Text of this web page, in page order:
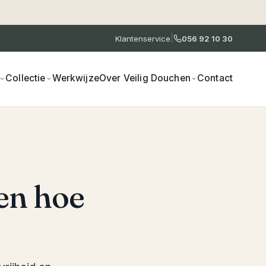
Klantenservice 056 92 10 30
Collectie WerkwijzeOver Veilig Douchen Contact
hoe